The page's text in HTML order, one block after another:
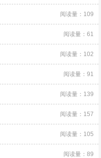
阅读量：109
阅读量：61
阅读量：102
阅读量：91
阅读量：139
阅读量：157
阅读量：105
阅读量：89